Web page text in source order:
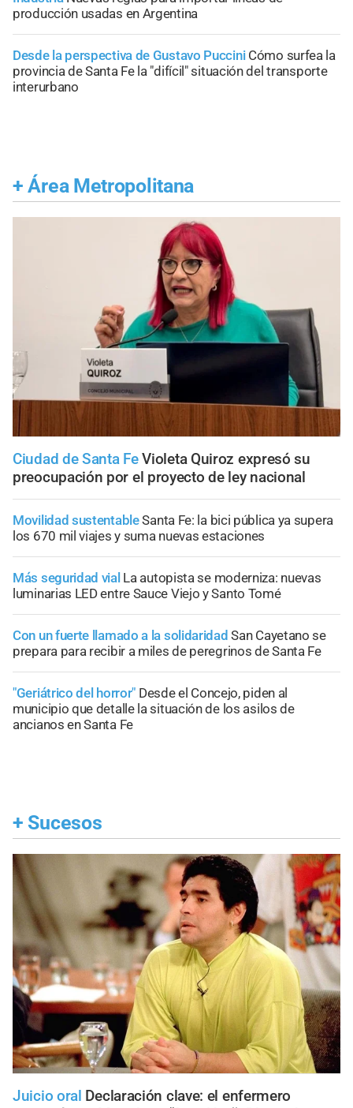
producción usadas en Argentina
Desde la perspectiva de Gustavo Puccini Cómo surfea la
provincia de Santa Fe la "difícil" situación del transporte
interurbano
+ Área Metropolitana
Ciudad de Santa Fe Violeta Quiroz expresó su
preocupación por el proyecto de ley nacional
Movilidad sustentableSanta Fe: la bici pública ya supera
los 670 mil viajes y suma nuevas estaciones
Más seguridad vial La autopista se moderniza: nuevas
luminarias LED entre Sauce Viejo y Santo Tomé
Con un fuerte llamado a la solidaridad San Cayetano se
prepara para recibir a miles de peregrinos de Santa Fe
"Geriátrico del horror" Desde el Concejo, piden al
municipio que detalle la situación de los asilos de
ancianos en Santa Fe
+ Sucesos
Juicio oral Declaración clave: el enfermero